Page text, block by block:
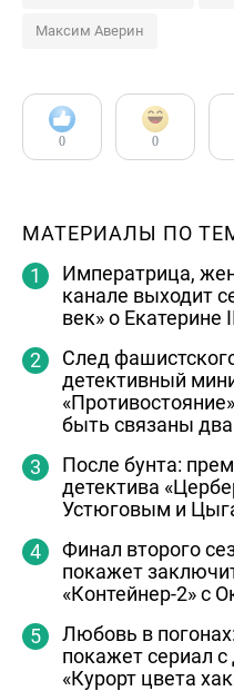
Максим Аверин
0 0
МАТЕРИАЛЫ ПО
Императрица,
канале выходит
век» о Екатерине
След
детективный
быть связаны два
После бунта:
детектива
Устюговым и
Финал второго
покажет
«Контейнер-2» с
Любовь в
покажет сериал
«Курорт цвета